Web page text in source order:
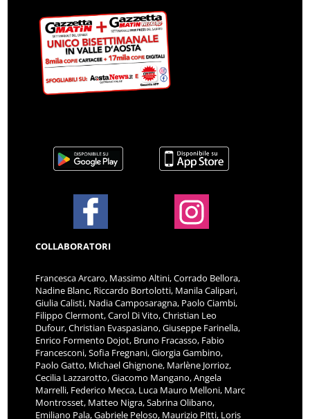
COLLABORATORI
Francesca Arcaro, Massimo Altini, Corrado Bellora,
Nadine Blanc, Riccardo Bortolotti, Manila Calipari,
Giulia Calisti, Nadia Camposaragna, Paolo Ciambi,
Filippo Clermont, Carol Di Vito, Christian Leo
Dufour, Christian Evaspasiano, Giuseppe Farinella,
Enrico Formento Dojot, Bruno Fracasso, Fabio
Francesconi, Sofia Fregnani, Giorgia Gambino,
Paolo Gatto, Michael Ghignone, Marlène Jorrioz,
Cecilia Lazzarotto, Giacomo Mangano, Angela
Marrelli, Federico Mecca, Luca Mauro Melloni, Marc
Montrosset, Matteo Nigra, Sabrina Olibano,
Emiliano Pala, Gabriele Peloso, Maurizio Pitti, Loris